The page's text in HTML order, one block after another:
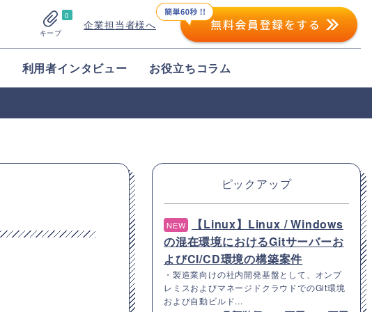
0
キープ
企業担当者様へ
利用者インタビュー お役立ちコラム
ピックアップ
NEW
【Linux】Linux / Windows
の混在環境におけるGitサーバーお
よびCI/CD環境の構築案件
・製造業向けの社内開発基盤として、オンプ
レミスおよびマネージドクラウドでのGit環境
および自動ビルド...